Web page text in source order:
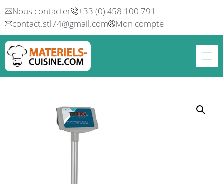
Aller
au
contenu
Nous contacter
+33 (0) 458 100 791
contact.stl74@gmail.com
Mon compte